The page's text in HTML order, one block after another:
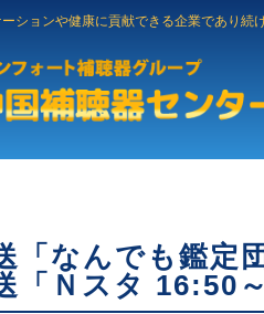
ションや健康に貢献できる企業であり続
「なんでも鑑定
「Ｎスタ 16:50